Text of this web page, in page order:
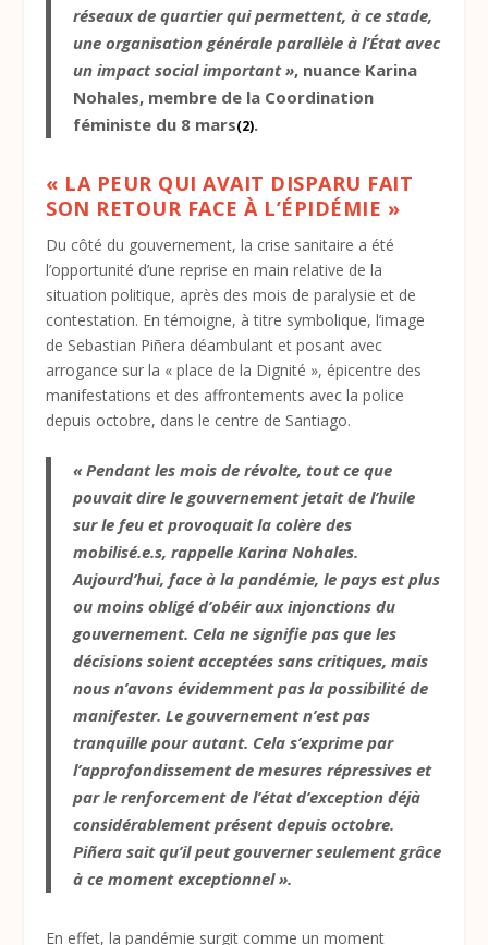
réseaux de quartier qui permettent, à ce stade,
une organisation générale parallèle à l’État avec
un impact social important », nuance Karina
Nohales, membre de la Coordination
féministe du 8 mars(2).
« LA PEUR QUI AVAIT DISPARU FAIT
SON RETOUR FACE À L’ÉPIDÉMIE »
Du côté du gouvernement, la crise sanitaire a été
l’opportunité d’une reprise en main relative de la
situation politique, après des mois de paralysie et de
contestation. En témoigne, à titre symbolique, l’image
de Sebastian Piñera déambulant et posant avec
arrogance sur la « place de la Dignité », épicentre des
manifestations et des affrontements avec la police
depuis octobre, dans le centre de Santiago.
« Pendant les mois de révolte, tout ce que
pouvait dire le gouvernement jetait de l’huile
sur le feu et provoquait la colère des
mobilisé.e.s, rappelle Karina Nohales.
Aujourd’hui, face à la pandémie, le pays est plus
ou moins obligé d’obéir aux injonctions du
gouvernement. Cela ne signifie pas que les
décisions soient acceptées sans critiques, mais
nous n’avons évidemment pas la possibilité de
manifester. Le gouvernement n’est pas
tranquille pour autant. Cela s’exprime par
l’approfondissement de mesures répressives et
par le renforcement de l’état d’exception déjà
considérablement présent depuis octobre.
Piñera sait qu’il peut gouverner seulement grâce
à ce moment exceptionnel ».
En effet, la pandémie surgit comme un moment